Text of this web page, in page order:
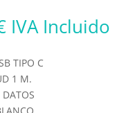
IVA Incluido
TIPO C
1 M.
DATOS